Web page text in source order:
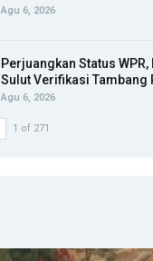
Agu 6, 2026
Perjuangkan Status WPR,
Sulut Verifikasi Tambang
Agu 6, 2026
1 of 271